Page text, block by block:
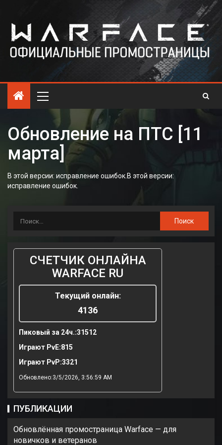
Обновление на ПТС [11
марта]
В этой версии: исправление ошибок.В этой версии:
исправление ошибок.
СЧЕТЧИК ОНЛАЙНА
WARFACE RU
Текущий онлайн:
4136
Пиковый за 24ч.:31512
Играют PvE:815
Играют PvP:3321
Обновлено:3/5/2026, 3:56:59 AM
ПУБЛИКАЦИИ
Обновлённая промостраница Warface — для
новичков и ветеранов